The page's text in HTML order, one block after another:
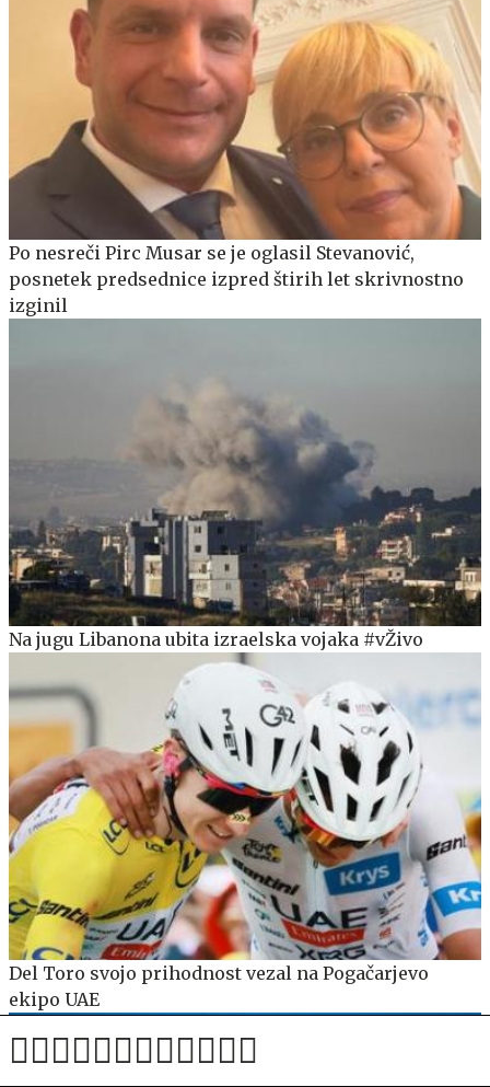
Po nesreči Pirc Musar se je oglasil Stevanović,
posnetek predsednice izpred štirih let skrivnostno
izginil
Na jugu Libanona ubita izraelska vojaka #vŽivo
Del Toro svojo prihodnost vezal na Pogačarjevo
ekipo UAE